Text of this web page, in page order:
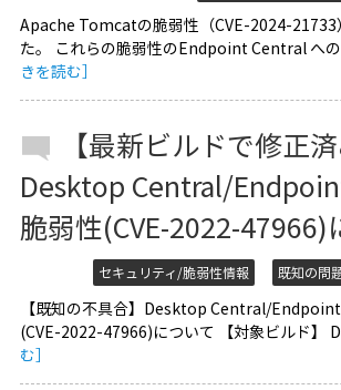
Apache Tomcatの脆弱性（CVE-2024-21733
た。 これらの脆弱性のEndpoint Central へ
きを読む］
【最新ビルドで修正済
Desktop Central/
脆弱性(CVE-2022-47966)
セキュリティ/脆弱性情報 既知の問
【既知の不具合】Desktop Central/
(CVE-2022-47966)について 【対象ビルド】
む］